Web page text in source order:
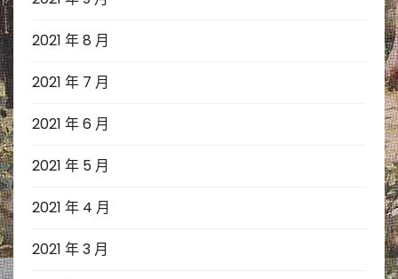
2021 年 8 月
2021 年 7 月
2021 年 6 月
2021 年 5 月
2021 年 4 月
2021 年 3 月